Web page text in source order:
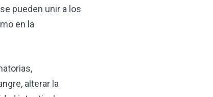
pueden unir a los
en la
alterar la